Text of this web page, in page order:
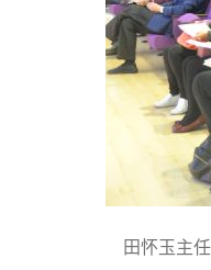
田怀玉主任